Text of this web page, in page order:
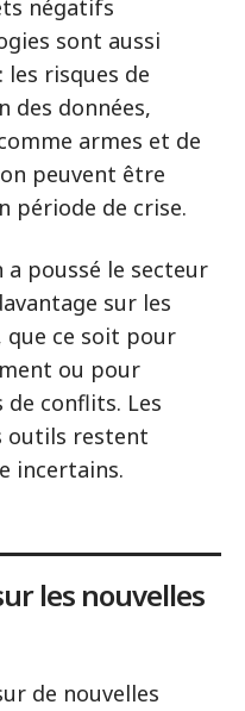
négatifs
sont aussi
risques de
des données,
armes et de
peuvent être
période de crise.
a poussé le secteur
sur les
que ce soit pour
ou pour
conflits. Les
outils restent
incertains.
les nouvelles
de nouvelles